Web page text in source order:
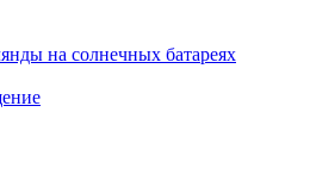
на солнечных батареях